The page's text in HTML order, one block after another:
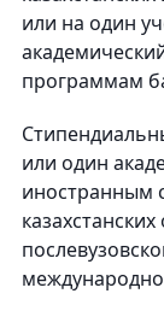
или на один
программам
или один
иностранным